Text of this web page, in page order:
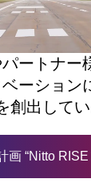
ートナー
ーション
創出してい
画 “Nitto RISE